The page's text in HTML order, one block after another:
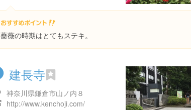
薔薇の時期はとてもステキ。
建長寺
神奈川県鎌倉市山ノ内８
http://www.kenchoji.com/